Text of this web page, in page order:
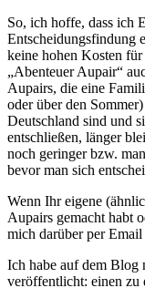
So, ich hoffe, dass ich
Entscheidungsfindung
keine hohen Kosten
„Abenteuer Aupair“
Aupairs, die eine
oder über den
Deutschland sind und
entschließen, länger
noch geringer bzw.
bevor man sich
Wenn Ihr eigene
Aupairs gemacht habt
mich darüber per
Ich habe auf dem
veröffentlicht: einen zu